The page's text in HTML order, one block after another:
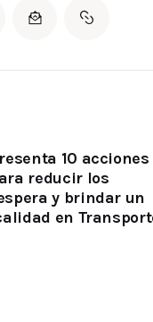
10 acciones
reducir los
y brindar un
en